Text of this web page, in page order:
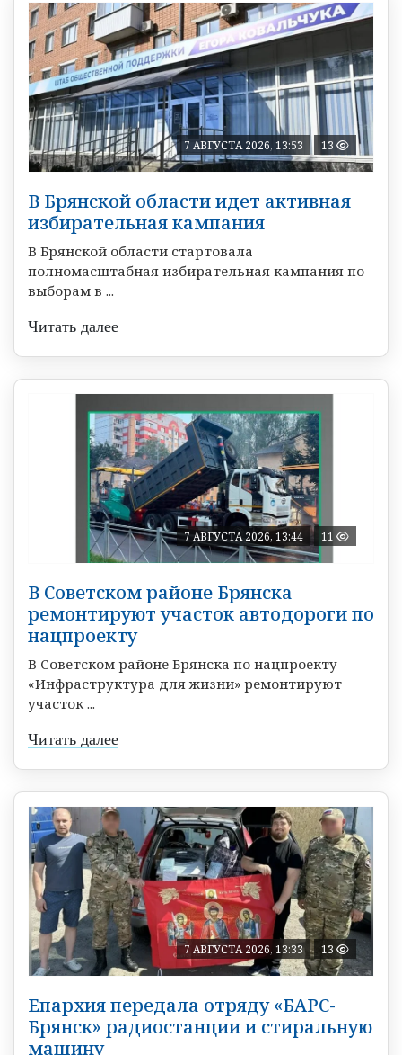
7 АВГУСТА 2026, 13:53 13
В Брянской области идет активная
избирательная кампания
В Брянской области стартовала
полномасштабная избирательная кампания по
выборам в ...
Читать далее
7 АВГУСТА 2026, 13:44 11
В Советском районе Брянска
ремонтируют участок автодороги по
нацпроекту
В Советском районе Брянска по нацпроекту
«Инфраструктура для жизни» ремонтируют
участок ...
Читать далее
7 АВГУСТА 2026, 13:33 13
Епархия передала отряду «БАРС-
Брянск» радиостанции и стиральную
машину